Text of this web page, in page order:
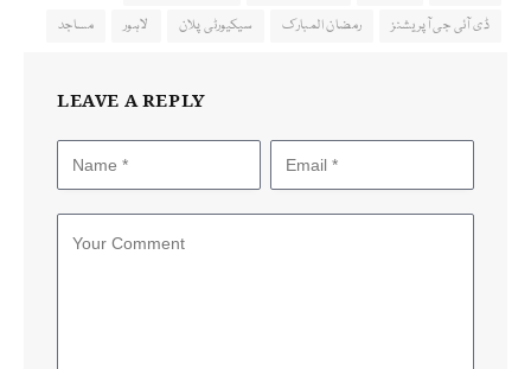
ڈی آئی جی آپریشنز
رمضان المبارک سیکیورٹی پلان لاہور مساجد
LEAVE A REPLY